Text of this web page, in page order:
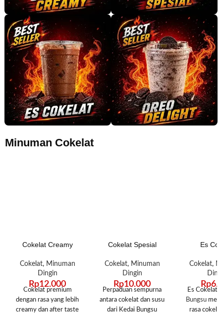
Minuman Cokelat
Cokelat Creamy
Cokelat, Minuman
Dingin
Rp12.000
Cokelat premium
dengan rasa yang lebih
creamy dan after taste
Cokelat Spesial
Cokelat, Minuman
Dingin
Rp10.000
Perpaduan sempurna
antara cokelat dan susu
dari Kedai Bungsu
Es
Cokelat,
Rp
Es Cokelat
Bungsu
rasa